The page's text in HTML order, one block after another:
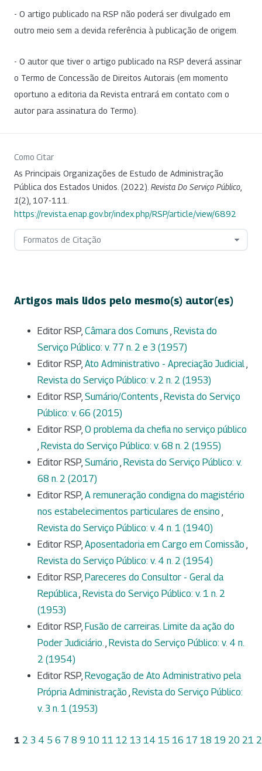
- O artigo publicado na RSP não poderá ser divulgado em
outro meio sem a devida referência à publicação de origem.
- O autor que tiver o artigo publicado na RSP deverá assinar
o Termo de Concessão de Direitos Autorais (em momento
oportuno a editoria da Revista entrará em contato com o
autor para assinatura do Termo).
Como Citar
As Principais Organizações de Estudo de Administração
Pública dos Estados Unidos. (2022). Revista Do Serviço Público,
1(2), 107-111.
https://revista.enap.gov.br/index.php/RSP/article/view/6892
Formatos de Citação
Artigos mais lidos pelo mesmo(s) autor(es)
Editor RSP, Câmara dos Comuns , Revista do
Serviço Público: v. 77 n. 2 e 3 (1957)
Editor RSP, Ato Administrativo - Apreciação Judicial,
Revista do Serviço Público: v. 2 n. 2 (1953)
Editor RSP, Sumário/Contents , Revista do Serviço
Público: v. 66 (2015)
Editor RSP, O problema da chefia no serviço público
, Revista do Serviço Público: v. 68 n. 2 (1955)
Editor RSP, Sumário , Revista do Serviço Público: v.
68 n. 2 (2017)
Editor RSP, A remuneração condigna do magistério
nos estabelecimentos particulares de ensino ,
Revista do Serviço Público: v. 4 n. 1 (1940)
Editor RSP, Aposentadoria em Cargo em Comissão ,
Revista do Serviço Público: v. 4 n. 2 (1954)
Editor RSP, Pareceres do Consultor - Geral da
República, Revista do Serviço Público: v. 1 n. 2
(1953)
Editor RSP, Fusão de carreiras. Limite da ação do
Poder Judiciário., Revista do Serviço Público: v. 4 n.
2 (1954)
Editor RSP, Revogação de Ato Administrativo pela
Própria Administração , Revista do Serviço Público:
v. 3 n. 1 (1953)
1 2 3 4 5 6 7 8 9 10 11 12 13 14 15 16 17 18 19 20 21